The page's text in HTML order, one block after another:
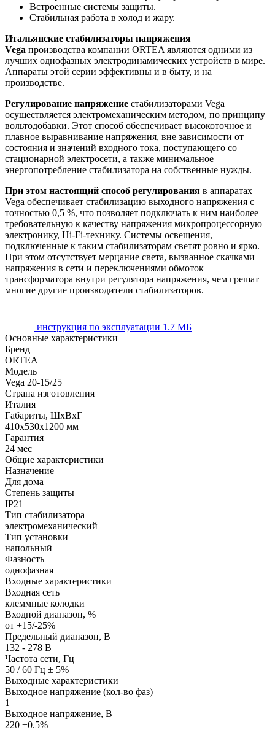
Встроенные системы защиты.
Стабильная работа в холод и жару.
Итальянские стабилизаторы напряжения
Vega производства компании ORTEA являются одними из
лучших однофазных электродинамических устройств в мире.
Аппараты этой серии эффективны и в быту, и на
производстве.
Регулирование напряжение стабилизаторами Vega
осуществляется электромеханическим методом, по принципу
вольтодобавки. Этот способ обеспечивает высокоточное и
плавное выравнивание напряжения, вне зависимости от
состояния и значений входного тока, поступающего со
стационарной электросети, а также минимальное
энергопотребление стабилизатора на собственные нужды.
При этом настоящий способ регулирования в аппаратах
Vega обеспечивает стабилизацию выходного напряжения с
точностью 0,5 %, что позволяет подключать к ним наиболее
требовательную к качеству напряжения микропроцессорную
электронику, Hi-Fi-технику. Системы освещения,
подключенные к таким стабилизаторам светят ровно и ярко.
При этом отсутствует мерцание света, вызванное скачками
напряжения в сети и переключениями обмоток
трансформатора внутри регулятора напряжения, чем грешат
многие другие производители стабилизаторов.
инструкция по эксплуатации 1.7 МБ
Основные характеристики
Бренд
ORTEA
Модель
Vega 20-15/25
Страна изготовления
Италия
Габариты, ШхВхГ
410х530х1200 мм
Гарантия
24 мес
Общие характеристики
Назначение
Для дома
Степень защиты
IP21
Тип стабилизатора
электромеханический
Тип установки
напольный
Фазность
однофазная
Входные характеристики
Входная сеть
клеммные колодки
Входной диапазон, %
от +15/-25%
Предельный диапазон, В
132 - 278 В
Частота сети, Гц
50 / 60 Гц ± 5%
Выходные характеристики
Выходное напряжение (кол-во фаз)
1
Выходное напряжение, В
220 ±0.5%